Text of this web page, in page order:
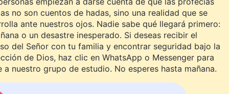
no son cuentos de hadas, sino una realidad que se
ante nuestros ojos. Nadie sabe qué llegará primero:
o un desastre inesperado. Si deseas recibir el
del Señor con tu familia y encontrar seguridad bajo la
de Dios, haz clic en WhatsApp o Messenger para
a nuestro grupo de estudio. No esperes hasta mañana.